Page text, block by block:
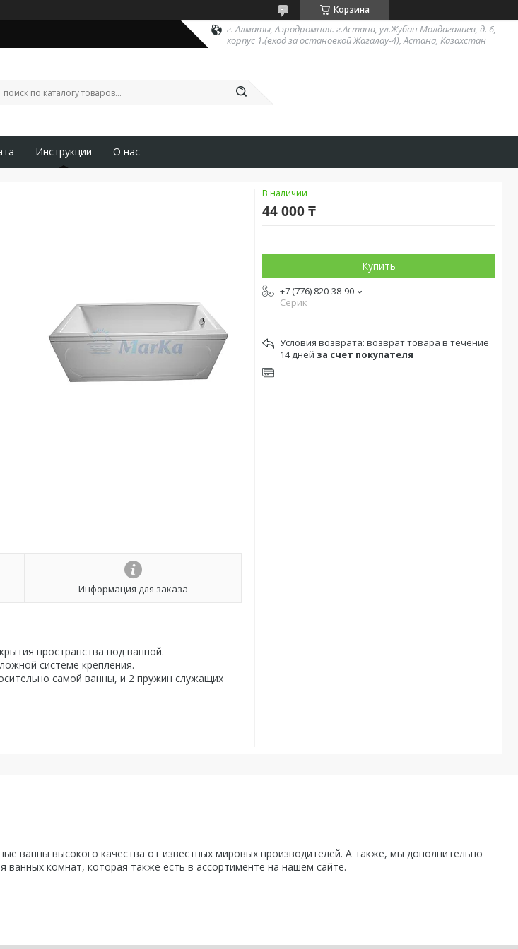
Корзина
г. Алматы, Аэродромная. г.Астана, ул.Жубан Молдагалиев, д. 6,
корпус 1.(вход за остановкой Жагалау-4), Астана, Казахстан
Инструкции О нас
Информация для заказа
пространства под ванной.
системе крепления.
самой ванны, и 2 пружин служащих
В наличии
44 000 ₸
Купить
+7 (776) 820-38-90
Серик
возврат товара в течение
14 дней за счет покупателя
ванны высокого качества от известных мировых производителей. А также, мы дополнительно
комнат, которая также есть в ассортименте на нашем сайте.